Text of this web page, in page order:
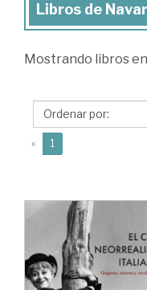
Libros
Navarro,
José
Libros de
Mostrando libros
« 1